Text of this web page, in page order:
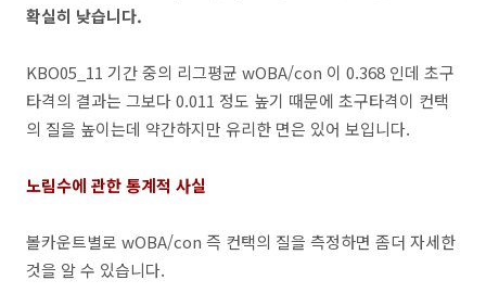
확실히 낮습니다.
KBO05_11 기간 중의 리그평균 wOBA/con 이 0.368 인데 초구
타격의 결과는 그보다 0.011 정도 높기 때문에 초구타격이 컨택
의 질을 높이는데 약간하지만 유리한 면은 있어 보입니다.
노림수에 관한 통계적 사실
볼카운트별로 wOBA/con 즉 컨택의 질을 측정하면 좀더 자세한
것을 알 수 있습니다.